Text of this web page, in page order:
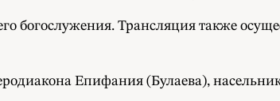
богослужения. Трансляция также
Епифания (Булаева),